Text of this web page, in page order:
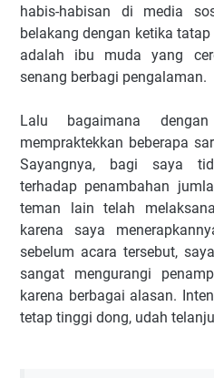
habis-habisan di media
belakang dengan ketika
adalah ibu muda yang
senang berbagi pengalaman.
Lalu bagaimana
mempraktekkan beberapa
Sayangnya, bagi saya
terhadap penambahan
teman lain telah
karena saya
sebelum acara tersebut,
sangat mengurangi
karena berbagai alasan.
tetap tinggi dong, udah